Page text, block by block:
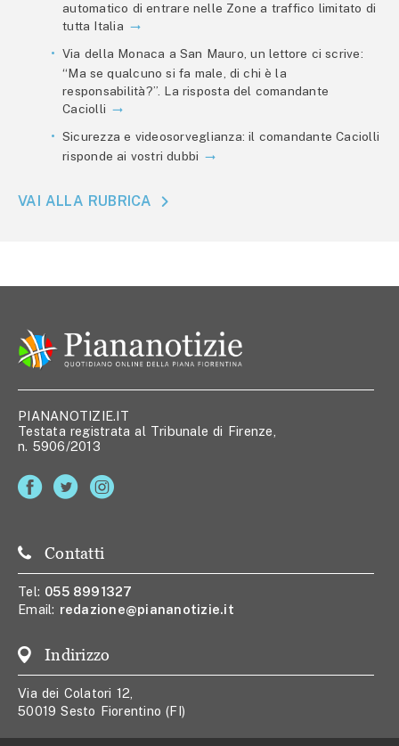
automatico di entrare nelle Zone a traffico limitato di
tutta Italia
Via della Monaca a San Mauro, un lettore ci scrive:
“Ma se qualcuno si fa male, di chi è la
responsabilità?”. La risposta del comandante
Caciolli
Sicurezza e videosorveglianza: il comandante Caciolli
risponde ai vostri dubbi
VAI ALLA RUBRICA
PIANANOTIZIE.IT
Testata registrata al Tribunale di Firenze,
n. 5906/2013
Contatti
Tel: 055 8991327
Email: redazione@piananotizie.it
Indirizzo
Via dei Colatori 12,
50019 Sesto Fiorentino (FI)